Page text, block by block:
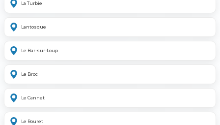
La Turbie
Lantosque
Le Bar-sur-Loup
Le Broc
Le Cannet
Le Rouret